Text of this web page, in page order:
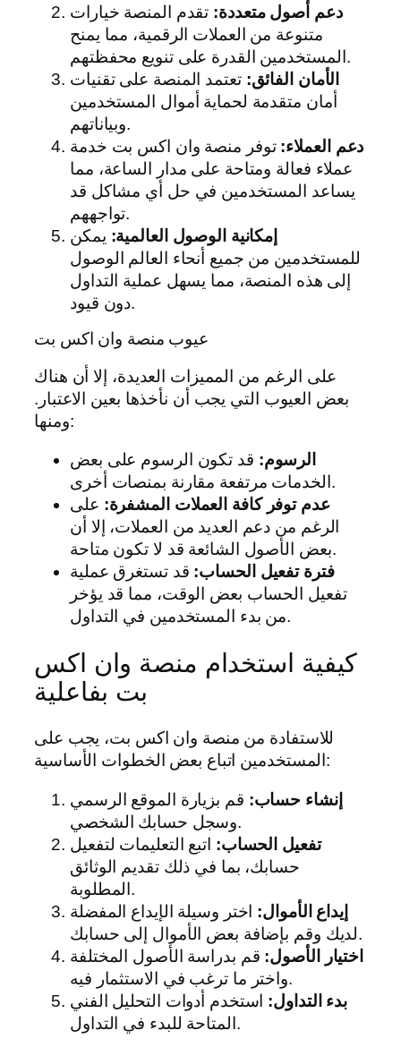
دعم أصول متعددة: تقدم المنصة خيارات
متنوعة من العملات الرقمية، مما يمنح
المستخدمين القدرة على تنويع محفظتهم.
الأمان الفائق: تعتمد المنصة على تقنيات
أمان متقدمة لحماية أموال المستخدمين
وبياناتهم.
دعم العملاء: توفر منصة وان اكس بت خدمة
عملاء فعالة ومتاحة على مدار الساعة، مما
يساعد المستخدمين في حل أي مشاكل قد
تواجههم.
إمكانية الوصول العالمية: يمكن
للمستخدمين من جميع أنحاء العالم الوصول
إلى هذه المنصة، مما يسهل عملية التداول
دون قيود.
عيوب منصة وان اكس بت
على الرغم من المميزات العديدة، إلا أن هناك
بعض العيوب التي يجب أن نأخذها بعين الاعتبار.
ومنها:
الرسوم: قد تكون الرسوم على بعض
الخدمات مرتفعة مقارنة بمنصات أخرى.
عدم توفر كافة العملات المشفرة: على
الرغم من دعم العديد من العملات، إلا أن
بعض الأصول الشائعة قد لا تكون متاحة.
فترة تفعيل الحساب: قد تستغرق عملية
تفعيل الحساب بعض الوقت، مما قد يؤخر
من بدء المستخدمين في التداول.
كيفية استخدام منصة وان اكس
بت بفاعلية
للاستفادة من منصة وان اكس بت، يجب على
المستخدمين اتباع بعض الخطوات الأساسية:
إنشاء حساب: قم بزيارة الموقع الرسمي
وسجل حسابك الشخصي.
تفعيل الحساب: اتبع التعليمات لتفعيل
حسابك، بما في ذلك تقديم الوثائق
المطلوبة.
إيداع الأموال: اختر وسيلة الإيداع المفضلة
لديك وقم بإضافة بعض الأموال إلى حسابك.
اختيار الأصول: قم بدراسة الأصول المختلفة
واختر ما ترغب في الاستثمار فيه.
بدء التداول: استخدم أدوات التحليل الفني
المتاحة للبدء في التداول.